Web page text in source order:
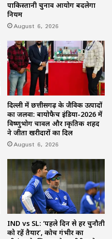
पाकिस्तानी चुनाव आयोग बदलेगा
नियम
August 6, 2026
दिल्ली में छत्तीसगढ़ के जैविक उत्पादों
का जलवा: बायोफैच इंडिया-2026 में
विष्णुभोग चावल और प्राकृतिक शहद
ने जीता खरीदारों का दिल
August 6, 2026
IND vs SL: ‘पहले दिन से हर चुनौती
को रहें तैयार’, कोच गंभीर का